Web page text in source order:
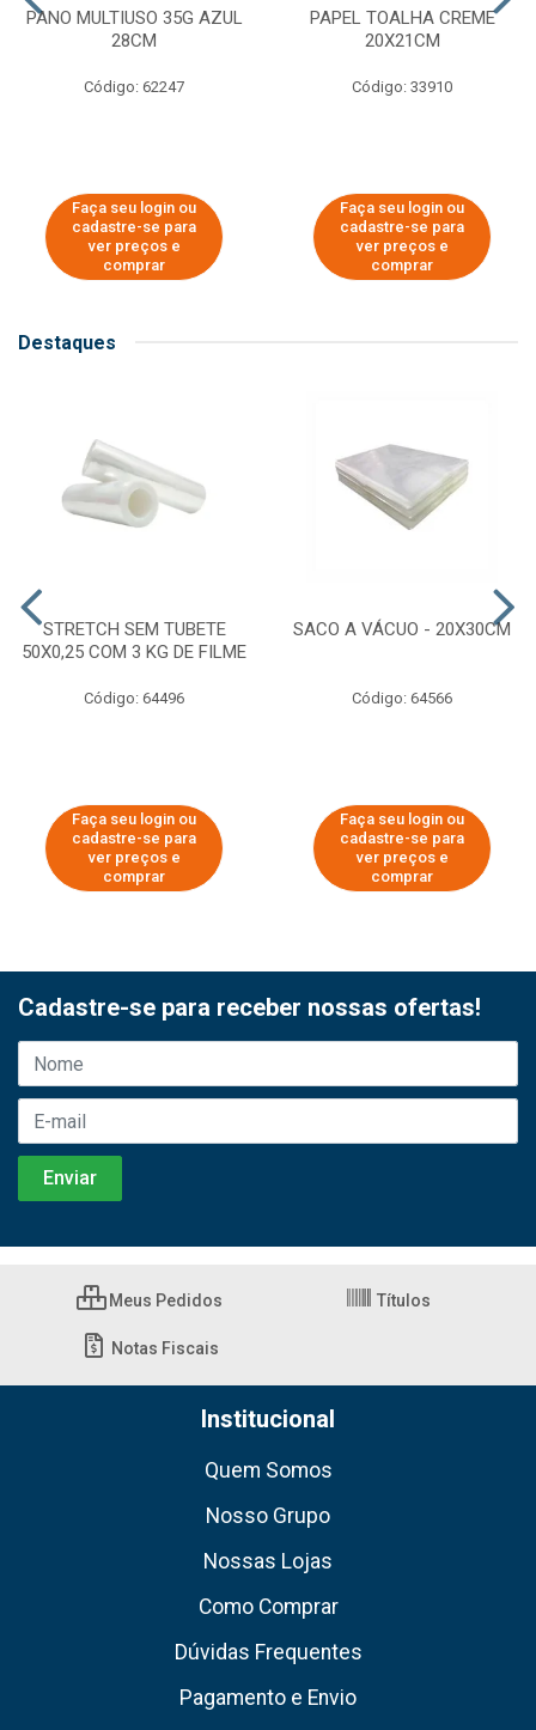
PANO MULTIUSO 35G AZUL
28CM
Código: 62247
Faça seu login ou
cadastre-se para
ver preços e
comprar
PAPEL TOALHA CREME
20X21CM
Código: 33910
Faça seu login ou
cadastre-se para
ver preços e
comprar
Destaques
STRETCH SEM TUBETE
50X0,25 COM 3 KG DE FILME
Código: 64496
Faça seu login ou
cadastre-se para
ver preços e
comprar
SACO A VÁCUO - 20X30CM
Código: 64566
Faça seu login ou
cadastre-se para
ver preços e
comprar
Cadastre-se para receber nossas ofertas!
Meus Pedidos Títulos
Notas Fiscais
Institucional
Quem Somos
Nosso Grupo
Nossas Lojas
Como Comprar
Dúvidas Frequentes
Pagamento e Envio